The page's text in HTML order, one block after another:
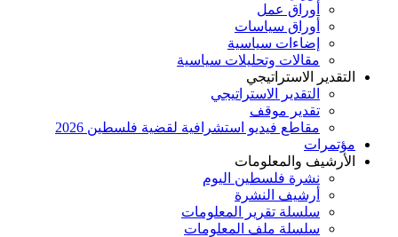
أوراق عمل
أوراق سياسات
إضاءات سياسية
مقالات وتحليلات سياسية
التقدير الاستراتيجي
التقدير الاستراتيجي
تقدير موقف
مقاطع فيديو استشرافية لقضية فلسطين 2026
مؤتمرات
الأرشيف والمعلومات
نشرة فلسطين اليوم
أرشيف النشرة
سلسلة تقرير المعلومات
سلسلة ملف المعلومات